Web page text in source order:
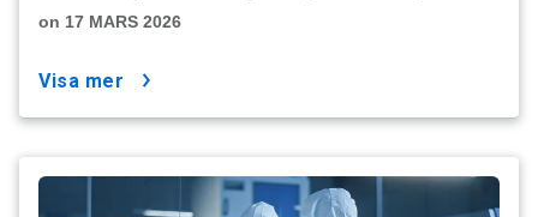
on 17 MARS 2026
visa mer